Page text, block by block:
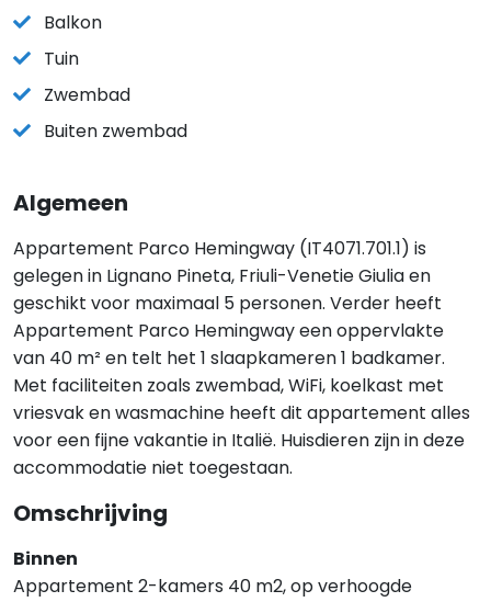
Balkon
Tuin
Zwembad
Buiten zwembad
Algemeen
Appartement Parco Hemingway (IT4071.701.1) is
gelegen in Lignano Pineta, Friuli-Venetie Giulia en
geschikt voor maximaal 5 personen. Verder heeft
Appartement Parco Hemingway een oppervlakte
van 40 m² en telt het 1 slaapkameren 1 badkamer.
Met faciliteiten zoals zwembad, WiFi, koelkast met
vriesvak en wasmachine heeft dit appartement alles
voor een fijne vakantie in Italië. Huisdieren zijn in deze
accommodatie niet toegestaan.
Omschrijving
Binnen
Appartement 2-kamers 40 m2, op verhoogde